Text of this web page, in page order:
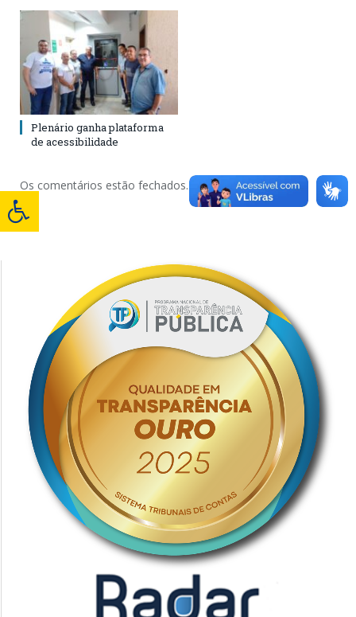
Plenário ganha plataforma
de acessibilidade
Os comentários estão fechados.